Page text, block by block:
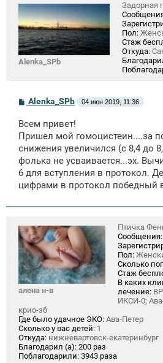
Alenka_SPb
Задорная
Пол:
Стаж
Откуда:
С
б
щ
е
н
и
Alenka_SPb 04 июн 2019, 11:36
Всем привет!
Пришел мой гомоцистеин....за
снижения увеличился (с 8,4 до
фолька не усваивается...эх.
6 для вступления в протокол.
цифрами в протокол победный
алена н-в
Птичка
Сообщения:
Пол:
Сколько
Стаж
В каких
лечение:
ИКСИ-0;
крио-зб
Где было удачное ЭКО: Ава-Петер
Сколько у вас детей: 1
Откуда: нижневартовск-екатеринбург
Благодарил (а): 200 раз
Поблагодарили: 3943 раза